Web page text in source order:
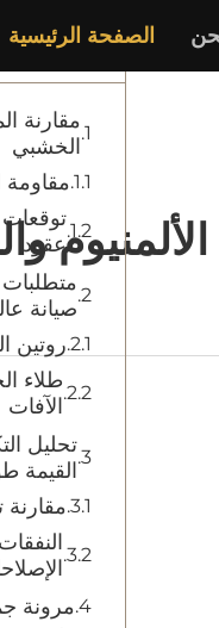
الصفحة الرئيسية
مقارنة
الخشبي
عقود
صيانة
روتين
طلاء
الآفات
تحليل
القيمة
مقارنة
مرونة